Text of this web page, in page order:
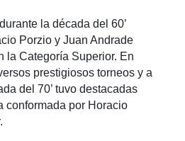
la década del 60’
Porzio y Juan Andrade
la Categoría Superior. En
prestigiosos torneos y a
del 70’ tuvo destacadas
conformada por Horacio